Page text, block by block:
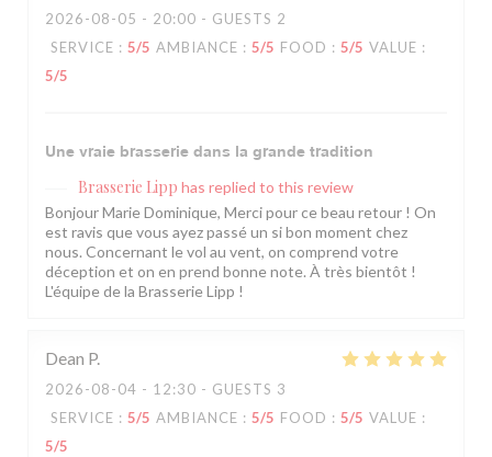
2026-08-05 - 20:00 - GUESTS 2
SERVICE : 5/5 AMBIANCE : 5/5 FOOD : 5/5 VALUE :
5/5
Une vraie brasserie dans la grande tradition
Brasserie Lipp has replied to this review
Bonjour Marie Dominique, Merci pour ce beau retour ! On
est ravis que vous ayez passé un si bon moment chez
nous. Concernant le vol au vent, on comprend votre
déception et on en prend bonne note. À très bientôt !
L'équipe de la Brasserie Lipp !
Dean P
2026-08-04 - 12:30 - GUESTS 3
SERVICE : 5/5 AMBIANCE : 5/5 FOOD : 5/5 VALUE :
5/5